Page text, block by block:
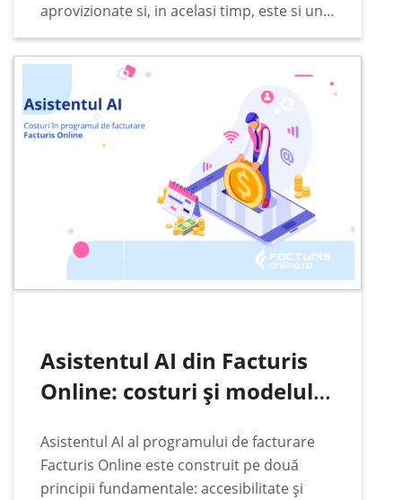
aprovizionate si, in acelasi timp, este si un
document justificativ pentru incarcarea in
gestiunea stocurilor. Documentul se
intocmeste de catre comisia de receptie…
Asistentul AI din Facturis
Online: costuri și modelul
Asistentul AI al programului de facturare
Facturis Online este construit pe două
principii fundamentale: accesibilitate și